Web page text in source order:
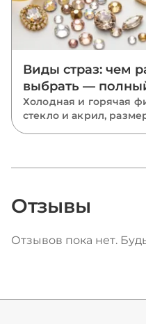
Виды страз: чем
выбрать —
Холодная и горячая
стекло и акрил,
Отзывы
Отзывов пока нет.